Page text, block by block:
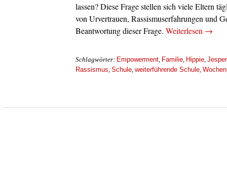
lassen? Diese Frage stellen sich viele Eltern
von Urvertrauen, Rassismuserfahrungen und
Beantwortung dieser Frage. Weiterlesen →
Schlagwörter: Empowerment, Familie, Hippie,
Rassismus, Schule, weiterführende Schule,